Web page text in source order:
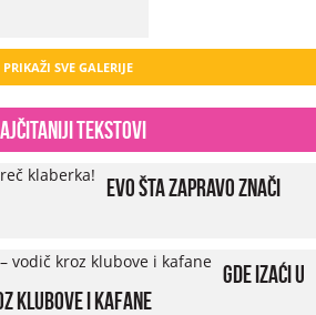
PRIKAŽI SVE GALERIJE
tekstovi
Evo šta zapravo znači
Gde izaći u
klubove i kafane